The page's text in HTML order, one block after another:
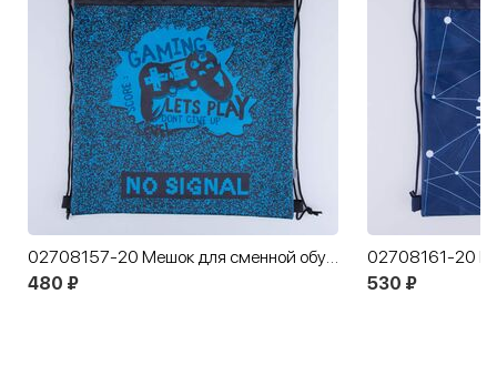
02708157-20 Мешок для сменной обуви синий-черный
480 ₽
530 ₽